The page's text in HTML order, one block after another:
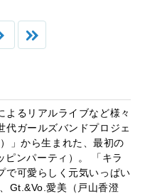
よるリアルライブなど様々
代ガールズバンドプロジェ
」から生まれた、最初の
ンパーティ）。 「キラ
で可愛らしく元気いっぱい
Gt.&Vo.愛美（戸山香澄